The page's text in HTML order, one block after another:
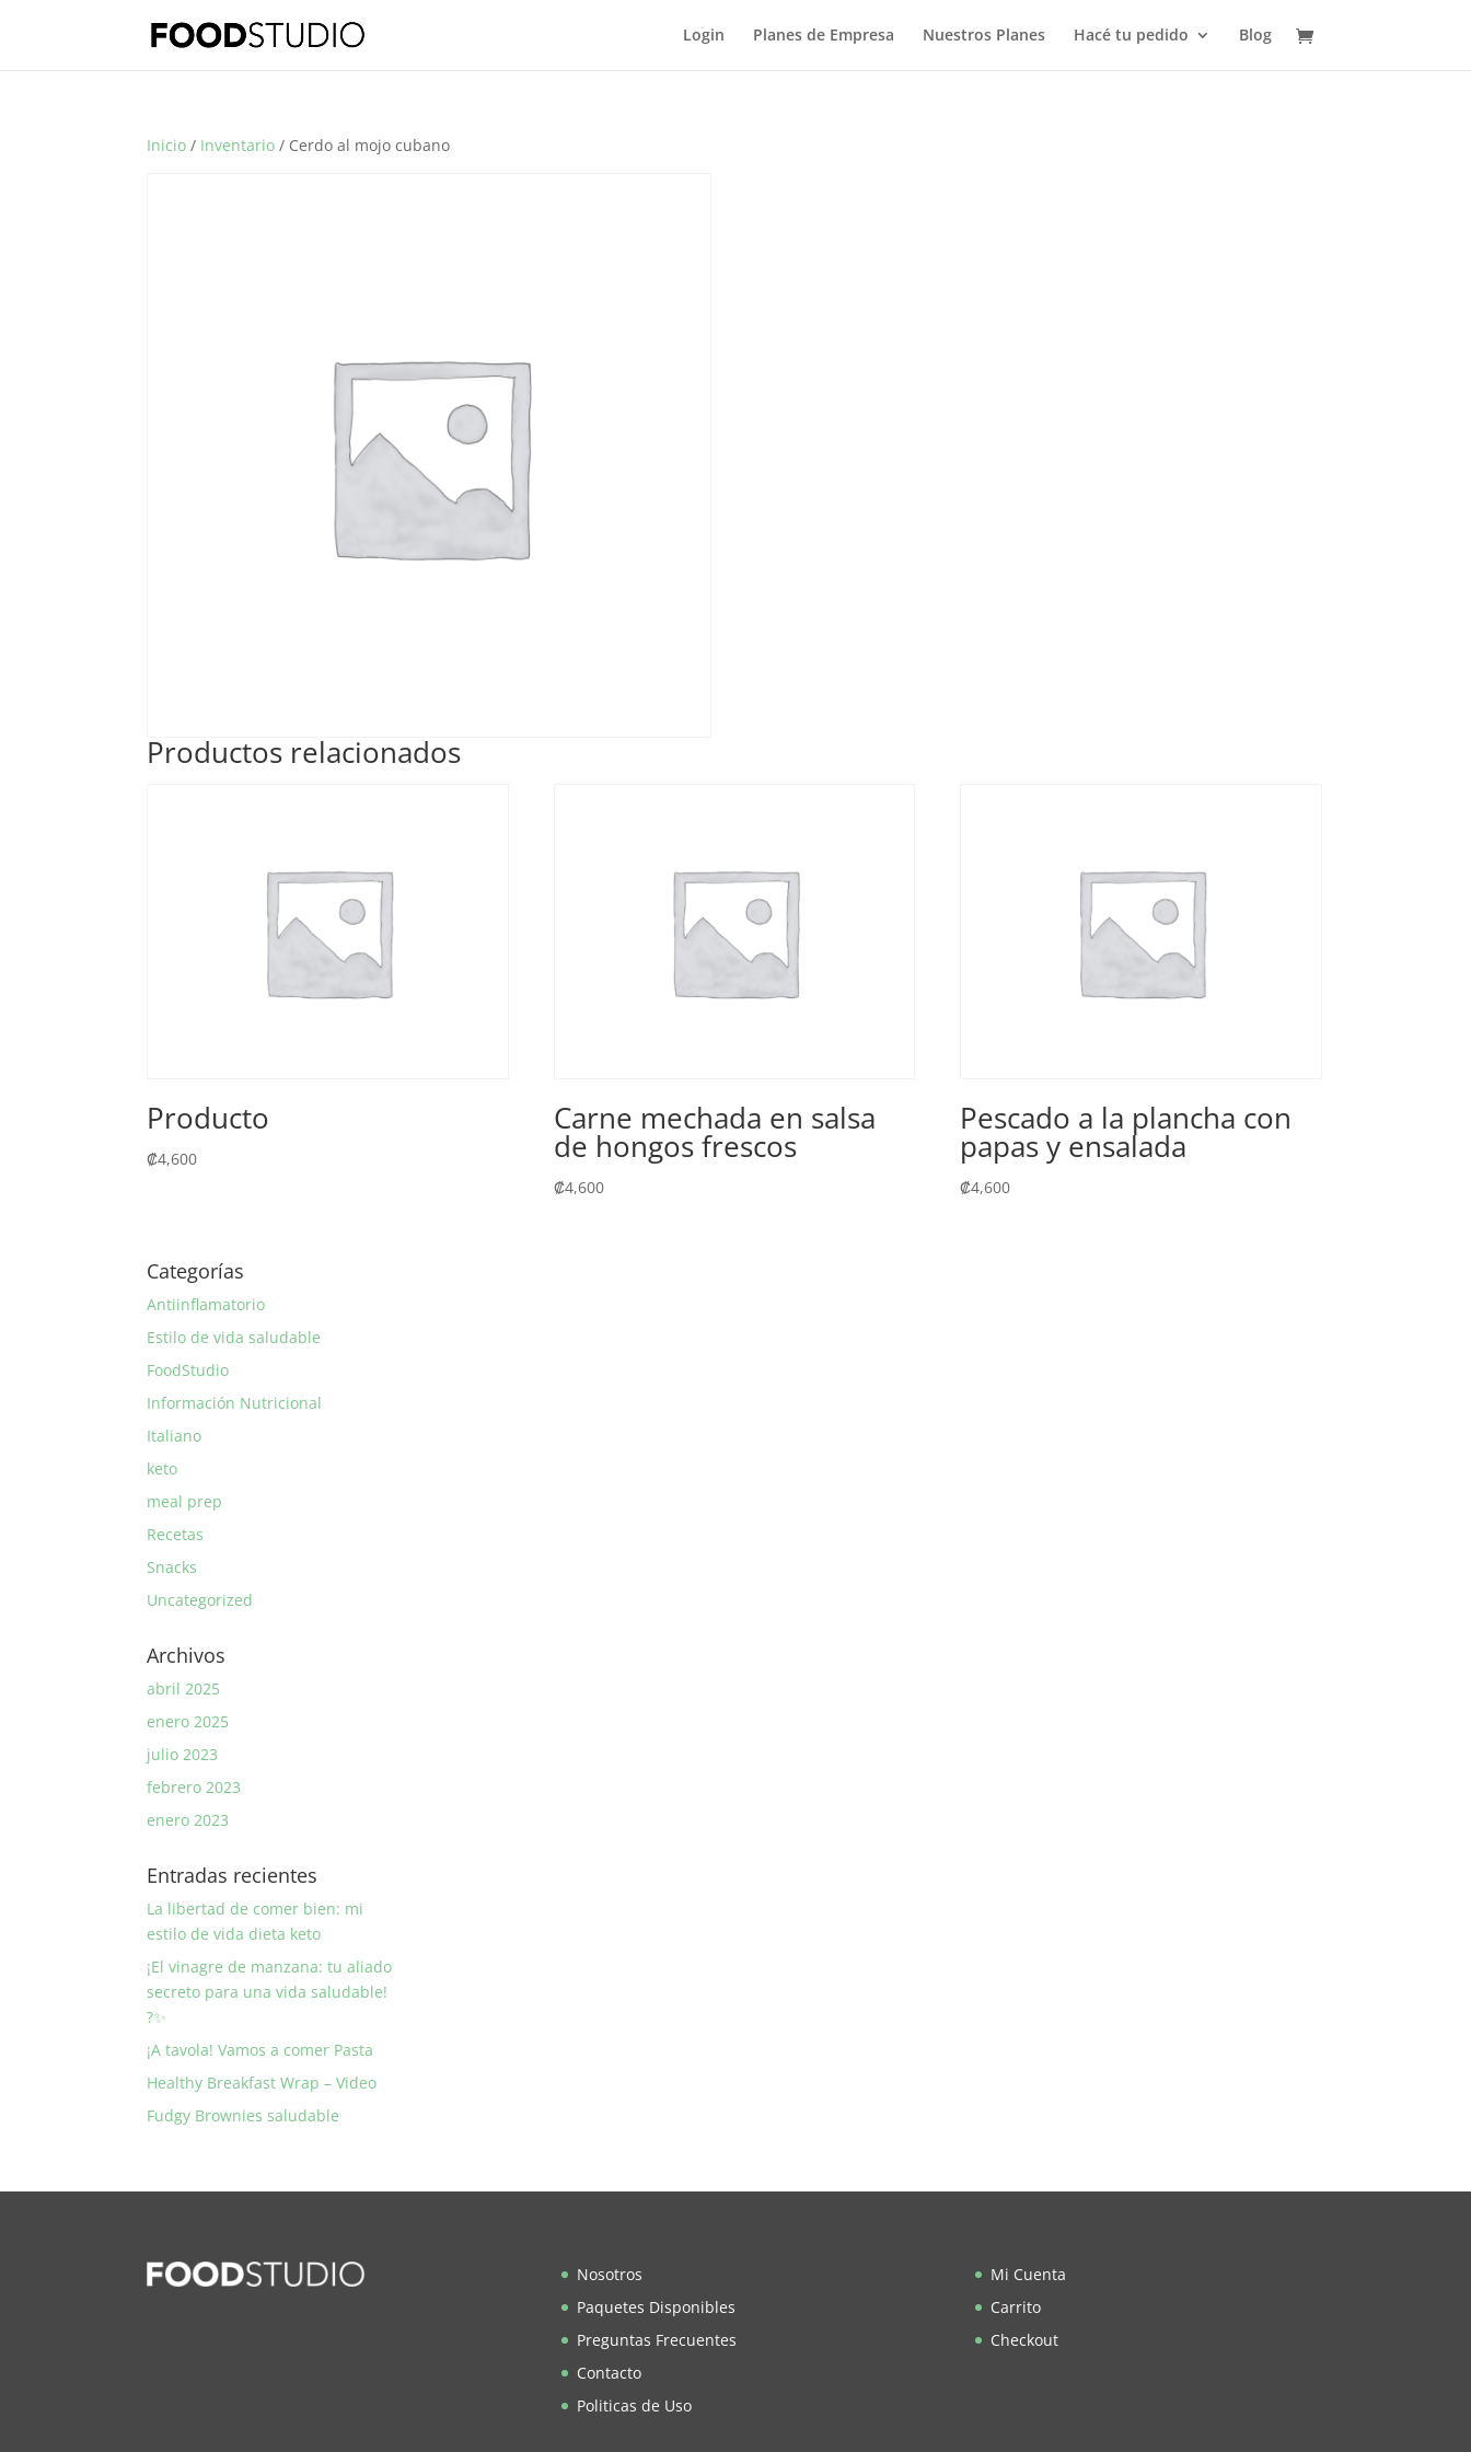
Login Planes de Empresa Nuestros Planes Hacé tu pedido Blog
Inicio / Inventario / Cerdo al mojo cubano
Productos relacionados
Producto
₡4,600
Carne mechada en salsa
de hongos frescos
₡4,600
Pescado a la plancha con
papas y ensalada
₡4,600
Categorías
Antiinflamatorio
Estilo de vida saludable
FoodStudio
Información Nutricional
Italiano
keto
meal prep
Recetas
Snacks
Uncategorized
Archivos
abril 2025
enero 2025
julio 2023
febrero 2023
enero 2023
Entradas recientes
La libertad de comer bien: mi
estilo de vida dieta keto
¡El vinagre de manzana: tu aliado
secreto para una vida saludable!
?✨
¡A tavola! Vamos a comer Pasta
Healthy Breakfast Wrap – Video
Fudgy Brownies saludable
Nosotros
Paquetes Disponibles
Preguntas Frecuentes
Contacto
Politicas de Uso
Mi Cuenta
Carrito
Checkout